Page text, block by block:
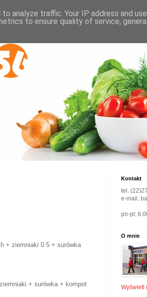
+ ziemniaki 0.5 + surówka
+ surówka + kompot
Kontakt
tel.
e-mail.
pn-pt:
O mnie
Wyświetl
analyze traffic. Your IP address and
to ensure quality of service,